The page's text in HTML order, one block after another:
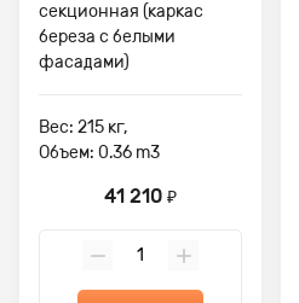
секционная (каркас
береза с белыми
фасадами)
Вес: 215 кг,
Объем: 0.36 m3
41 210 ₽